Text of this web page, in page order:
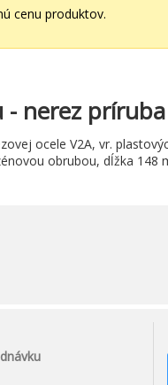
cenu produktov.
- nerez
ocele V2A, vr.
obrubou, dĺžka 148